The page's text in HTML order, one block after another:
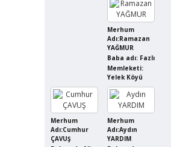
Merhum
Adı:Ramazan
YAĞMUR
Baba adı: Fazlı
Memleketi:
Yelek Köyü
Merhum
Adı:Cumhur
ÇAVUŞ
Merhum
Adı:Aydın
YARDIM